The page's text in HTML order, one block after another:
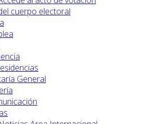
cuerpo electoral
General